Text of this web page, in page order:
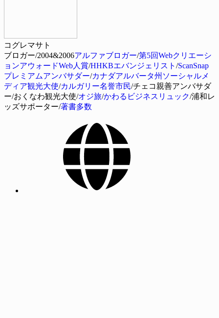
コグレマサト
ブロガー/2004&2006アルファブロガー/第5回Webクリエーシ
ョンアウォードWeb人賞/HHKBエバンジェリスト /ScanSnap
プレミアムアンバサダー/カナダアルバータ州ソーシャルメ
ディア観光大使/カルガリー名誉市民/チェコ親善アンバサダ
ー/おくなわ観光大使/オジ旅/かわるビジネスリュック/浦和レ
ッズサポーター/著書多数